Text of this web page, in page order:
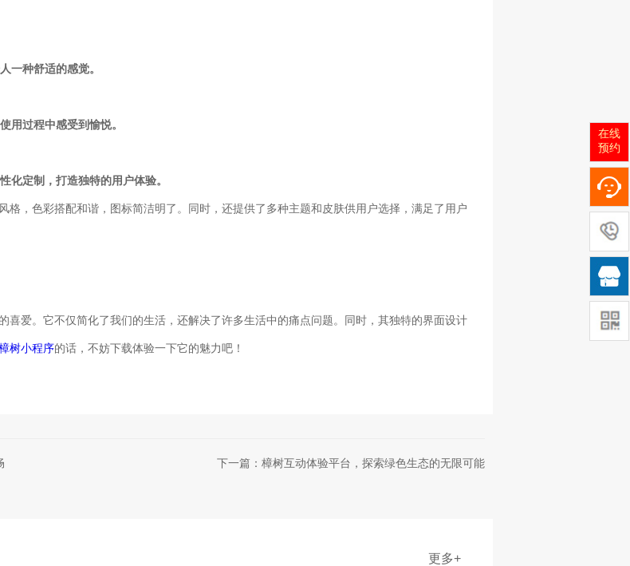
一种舒适的感觉。
用过程中感受到愉悦。
化定制，打造独特的用户体验。
格，色彩搭配和谐，图标简洁明了。同时，还提供了多种主题和皮肤供用户选择，满足了用户
喜爱。它不仅简化了我们的生活，还解决了许多生活中的痛点问题。同时，其独特的界面设计
树小程序的话，不妨下载体验一下它的魅力吧！
下一篇：樟树互动体验平台，探索绿色生态的无限可能
更多+
在线
预约
